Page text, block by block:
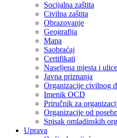
Socijalna zaštita
Civilna zaštita
Obrazovanje
Geografija
Mapa
Saobraćaj
Certifikati
Naseljena mjesta i ulice
Javna priznanja
Organizacije civilnog
Imenik OCD
Priručnik za
Organizacije od
Spisak omladinskih
Uprava